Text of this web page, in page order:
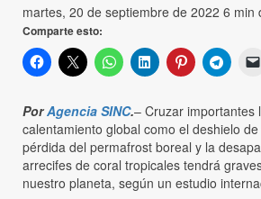
martes, 20 de septiembre de 2022 6 min
Comparte esto:
PorAgencia SINC.– Cruzar importantes
calentamiento global como el deshielo
pérdida del permafrost boreal y la
arrecifes de coral tropicales tendrá
nuestro planeta, según un estudio